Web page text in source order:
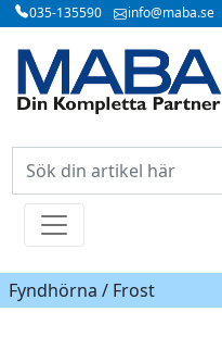
035-135590 info@maba.se
Fyndhörna / Frost